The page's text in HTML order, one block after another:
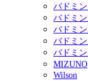
バドミ
バドミ
バドミ
バドミ
バドミ
MIZUNO
Wilson